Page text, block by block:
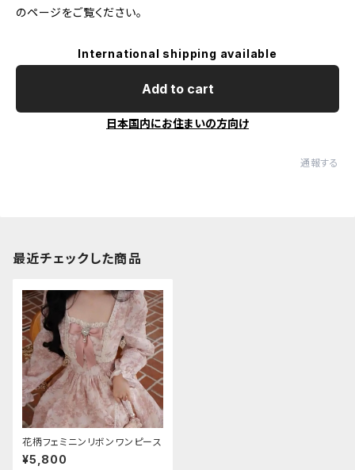
のページをご覧ください。
International shipping available
Add to cart
日本国内にお住まいの方向け
通報する
最近チェックした商品
花柄フェミニンリボンワンピース
¥5,800